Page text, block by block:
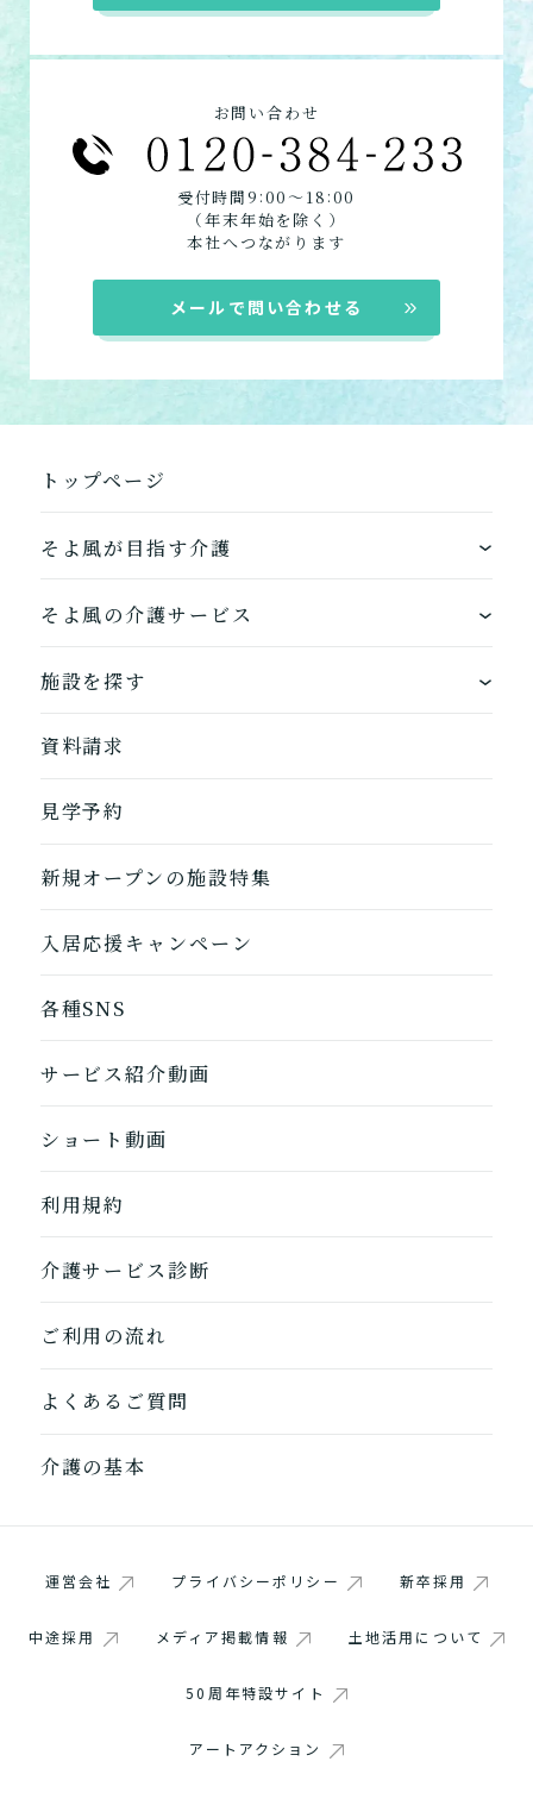
あなたに適しているのは?
用途やご利用目的が違います。
なたに適しているのか簡単にチェックしてみま
しょう!最大4つの質問に答えていただくだけ
で、おすすめの介護保険サービスを紹介しま
要介護認定を受け、要支援１～２、
要介護１～５、いずれかの判定を受
けていますか？
いいえ or
ご自宅で生活しながら介護サービス
を使いたいですか？
老人ホームなどの施設に移り住みた
使いたい
現在、日常生活を送るうえで誰かの
介護などサポートが必要ですか？
必要
必要ない
介護スタッフにご自宅に来てもらい
たいですか？
通いたい
来てもらいたい
認知症の診断を受けていますか？
はい
日帰りで使いたいですか？
一時的に宿泊したいですか？
日帰りで使いたい
要支援１～２・要介護１～２です
要介護３～５ですか？
要支援１～２
要介護１～２
お問い合わせ
受付時間9 :00〜18 :00
（年末年始を除く）
本社へつながります
メールで問い合わせる
トップページ
そよ風が目指す介護
ワンストップサービス
できるを増やす介護サービス
お客様に選ばれるできたてのお食事
そよ風の介護サービス
ホームに入居する
自宅から通う
自宅に来てもらう
施設を探す
地図から探す
自宅から通う/来てもらう
資料請求
見学予約
新規オープンの施設特集
入居応援キャンペーン
各種SNS
サービス紹介動画
ショート動画
利用規約
介護サービス診断
ご利用の流れ
よくあるご質問
介護の基本
運営会社 プライバシーポリシー 新卒採用
中途採用 メディア掲載情報 土地活用について
50周年特設サイト
アートアクション